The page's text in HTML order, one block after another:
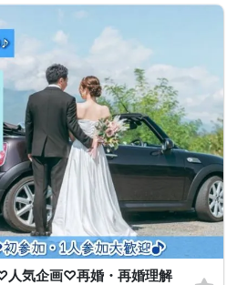
人気企画♡再婚・再婚理解